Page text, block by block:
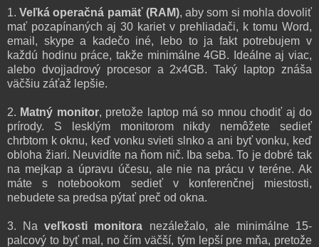
1.Veľká operačná pamäť (RAM), aby som si mohla dovoliť
mať pozapínaných aj 30 kariet v prehliadači, k tomu Word,
email, skype a kadečo iné, lebo to ja fakt potrebujem v
každú hodinu práce, takže minimálne 4GB. Ideálne aj viac,
alebo dvojjadrový procesor a 2x4GB. Taký laptop znáša
väčšiu záťaž lepšie.
2. Matný monitor, pretože laptop má so mnou chodiť aj do
prírody. S lesklým monitorom nikdy nemôžete sedieť
chrbtom k oknu, keď vonku svieti slnko a ani byť vonku, keď
obloha žiari. Neuvidíte na ňom nič. Iba seba. To je dobré tak
na mejkap a úpravu účesu, ale nie na prácu v teréne. Ak
máte s notebookom sedieť v konferenčnej miestosti,
nebudete sa predsa pýtať preč od okna.
3. Naveľkosti monitora nezáležalo, ale minimálne 15-
palcový to byť mal, no čím väčší, tým lepší pre mňa, pretože